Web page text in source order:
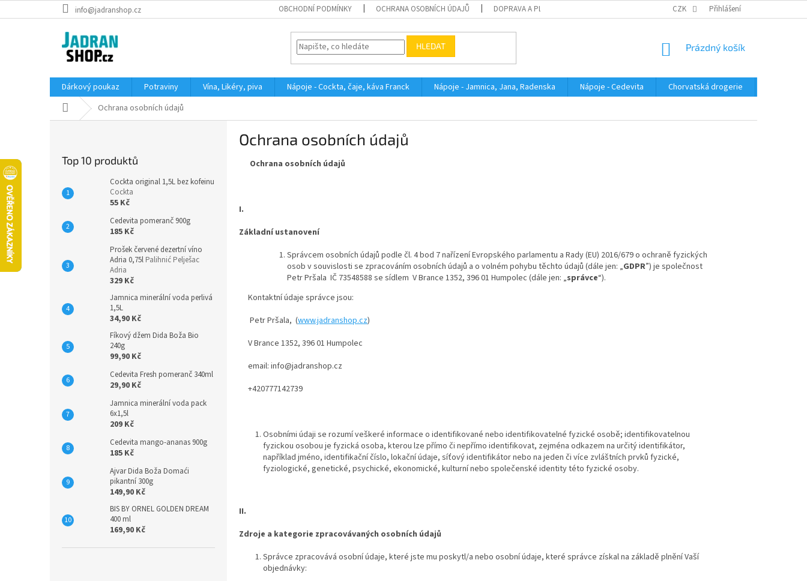
na
info@jadranshop.cz OBCHODNÍ PODMÍNKY OCHRANA OSOBNÍCH ÚDAJŮ DOPRAVA A PLATBA VELKOOBCHOD
CZK Přihlášení
HLEDAT
NÁKUPNÍ
Prázdný košík
Dárkový poukaz Potraviny Vína, Likéry, piva Nápoje - Cockta, čaje, káva Franck Nápoje - Jamnica, Jana, Radenska Nápoje - Cedevita Chorvatská drogerie
Domů Ochrana osobních údajů
Top 10 produktů
Cockta original 1,5L bez kofeinu
Cockta
55 Kč
Cedevita pomeranč 900g
185 Kč
Prošek červené dezertní víno
Adria 0,75l Palihnić Pelješac
Adria
329 Kč
Jamnica minerální voda perlivá
1,5L
34,90 Kč
Fíkový džem Dida Boža Bio
240g
99,90 Kč
Cedevita Fresh pomeranč 340ml
29,90 Kč
Jamnica minerální voda pack
6x1,5l
209 Kč
Cedevita mango-ananas 900g
185 Kč
Ajvar Dida Boža Domaći
pikantní 300g
149,90 Kč
BIS BY ORNEL GOLDEN DREAM
400 ml
169,90 Kč
Ochrana osobních údajů
Ochrana osobních údajů
I.
Základní ustanovení
Správcem osobních údajů podle čl. 4 bod 7 nařízení Evropského parlamentu a Rady (EU) 2016/679 o ochraně fyzických
osob v souvislosti se zpracováním osobních údajů a o volném pohybu těchto údajů (dále jen: „GDPR”) je společnost
Petr Pršala IČ 73548588 se sídlem V Brance 1352, 396 01 Humpolec (dále jen: „správce“).
Kontaktní údaje správce jsou:
Petr Pršala, (www.jadranshop.cz)
V Brance 1352, 396 01 Humpolec
email: info@jadranshop.cz
+420777142739
Osobními údaji se rozumí veškeré informace o identifikované nebo identifikovatelné fyzické osobě; identifikovatelnou
fyzickou osobou je fyzická osoba, kterou lze přímo či nepřímo identifikovat, zejména odkazem na určitý identifikátor,
například jméno, identifikační číslo, lokační údaje, síťový identifikátor nebo na jeden či více zvláštních prvků fyzické,
fyziologické, genetické, psychické, ekonomické, kulturní nebo společenské identity této fyzické osoby.
II.
Zdroje a kategorie zpracovávaných osobních údajů
Správce zpracovává osobní údaje, které jste mu poskytl/a nebo osobní údaje, které správce získal na základě plnění Vaší
objednávky: